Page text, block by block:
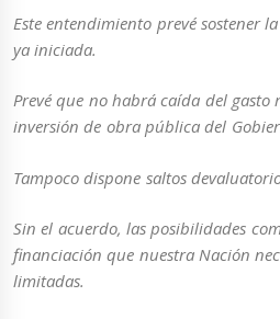
Este entendimiento prevé sostener
ya iniciada.
Prevé que no habrá caída del
inversión de obra pública del
Tampoco dispone saltos
Sin el acuerdo, las posibilidades
financiación que nuestra Nación
limitadas.